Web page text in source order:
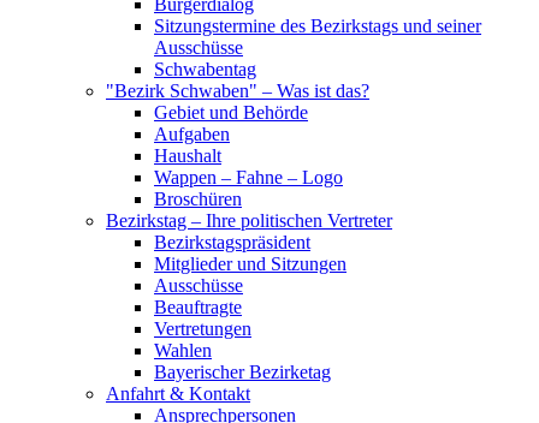
Bürgerdialog
Sitzungstermine des Bezirkstags und seiner
Ausschüsse
Schwabentag
"Bezirk Schwaben" – Was ist das?
Gebiet und Behörde
Aufgaben
Haushalt
Wappen – Fahne – Logo
Broschüren
Bezirkstag – Ihre politischen Vertreter
Bezirkstagspräsident
Mitglieder und Sitzungen
Ausschüsse
Beauftragte
Vertretungen
Wahlen
Bayerischer Bezirketag
Anfahrt & Kontakt
Ansprechpersonen